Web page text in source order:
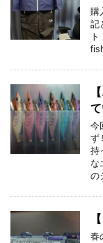
購
記
今
ず
持
な
の
春